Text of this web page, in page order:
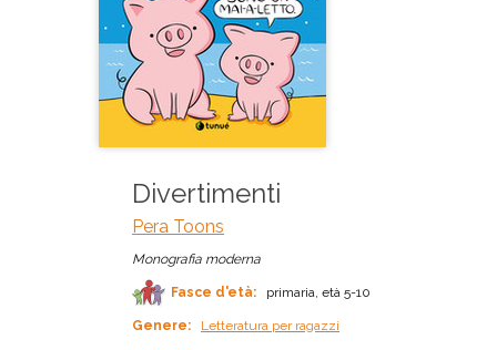
Divertimenti
Pera Toons
Monografia moderna
Fasce d'età: primaria, età 5-10
Genere: Letteratura per ragazzi